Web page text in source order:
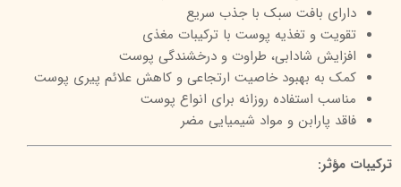
دارای بافت سبک با جذب سریع
تقویت و تغذیه پوست با ترکیبات مغذی
افزایش شادابی، طراوت و درخشندگی پوست
کمک به بهبود خاصیت ارتجاعی و کاهش علائم پیری پوست
مناسب استفاده روزانه برای انواع پوست
فاقد پارابن و مواد شیمیایی مضر
ترکیبات مؤثر: